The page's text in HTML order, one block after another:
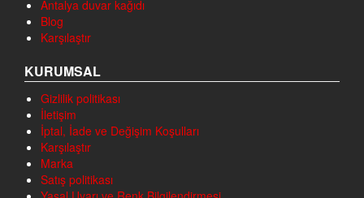
Antalya duvar kağıdı
Blog
Karşılaştır
KURUMSAL
Gizlilik politikası
İletişim
İptal, İade ve Değişim Koşulları
Karşılaştır
Marka
Satış politikası